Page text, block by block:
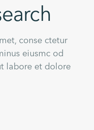
conse ctetur
eiusmc od
labore et dolore